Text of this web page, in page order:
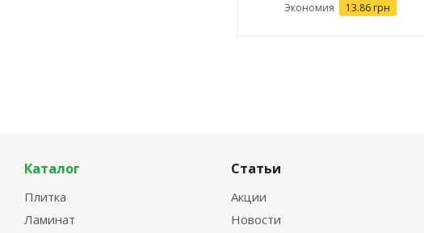
Экономия 13.86 грн
Каталог
Плитка
Ламинат
Статьи
Акции
Новости